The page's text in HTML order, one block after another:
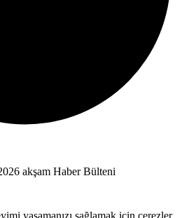
akşam Haber Bülteni